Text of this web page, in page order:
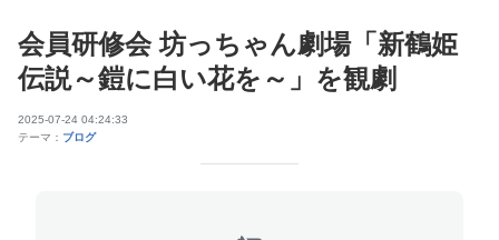
会員研修会 坊っちゃん劇場「新鶴姫
伝説～鎧に白い花を～」を観劇
2025-07-24 04:24:33
テーマ： ブログ